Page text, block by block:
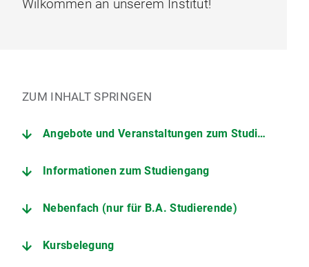
Wilkommen an unserem Institut!
ZUM INHALT SPRINGEN
Angebote und Veranstaltungen zum Studienstart
Informationen zum Studiengang
Nebenfach (nur für B.A. Studierende)
Kursbelegung